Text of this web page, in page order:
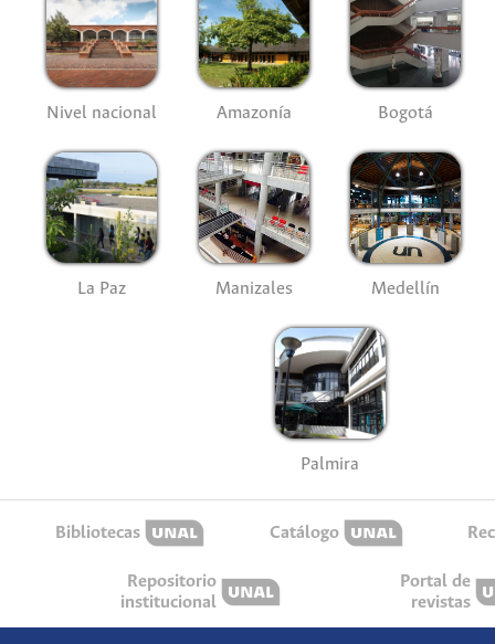
Nivel nacional Amazonía Bogotá
La Paz Manizales Medellín
Palmira
Bibliotecas Catálogo
Repositorio
institucional
Portal de
revistas